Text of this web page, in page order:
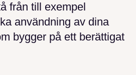
från till exempel
användning av dina
bygger på ett berättigat